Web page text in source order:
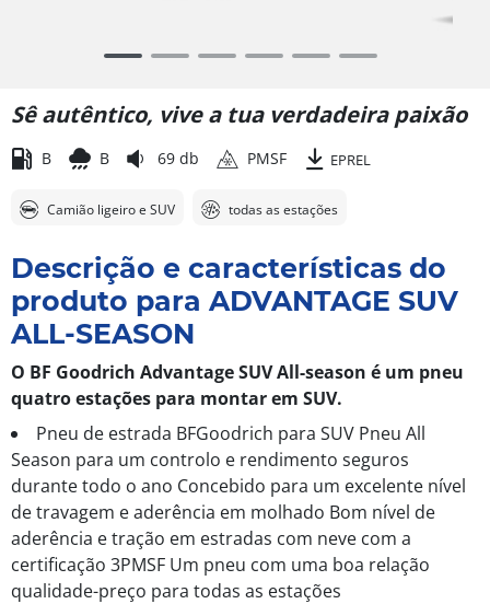
6
Sê autêntico, vive a tua verdadeira paixão
B B 69 db PMSF EPREL
Camião ligeiro e SUV todas as estações
Descrição e características do
produto para ADVANTAGE SUV
ALL-SEASON
O BF Goodrich Advantage SUV All-season é um pneu
quatro estações para montar em SUV.
Pneu de estrada BFGoodrich para SUV Pneu All
Season para um controlo e rendimento seguros
durante todo o ano Concebido para um excelente nível
de travagem e aderência em molhado Bom nível de
aderência e tração em estradas com neve com a
certificação 3PMSF Um pneu com uma boa relação
qualidade-preço para todas as estações